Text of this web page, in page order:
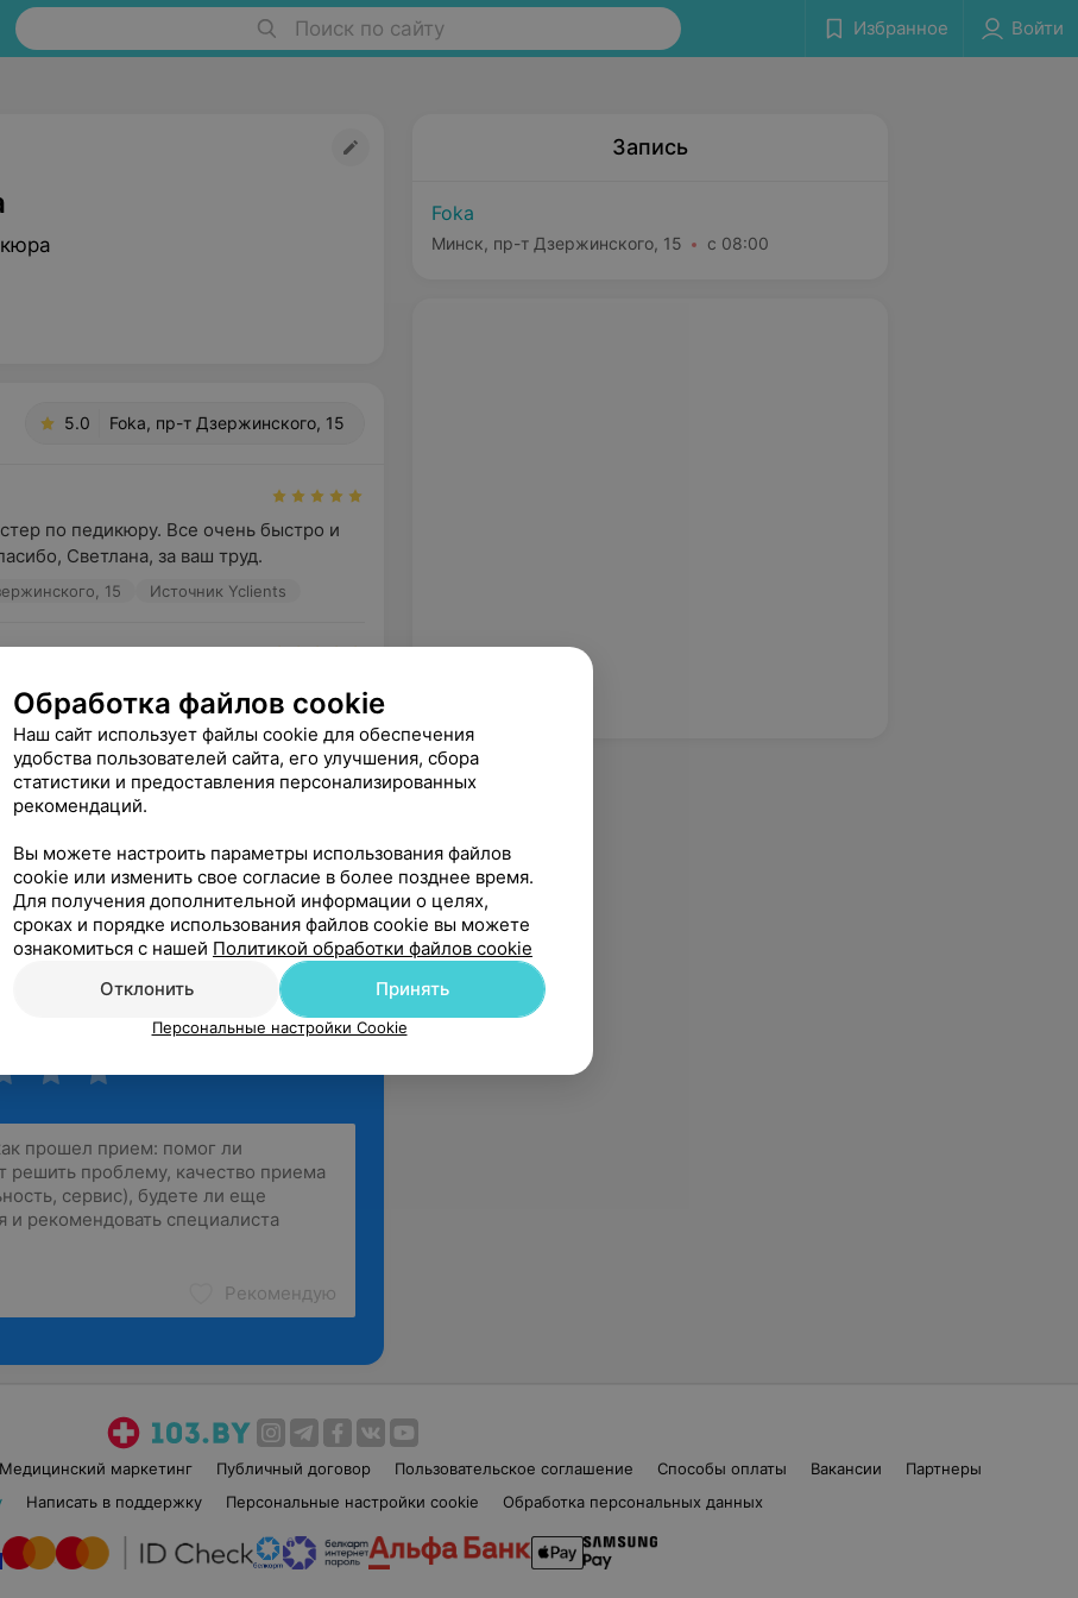
Поиск по сайту Избранное Войти
5.0 Foka, пр-т Дзержинского, 15
по педикюру. Все очень быстро и
Светлана, за ваш труд.
15 Источник Yclients
мастер по педикюру! Ножки как у
визита к ней!!!
15 Источник Yclients
мастер своего дела. Огромное
Я в восторге.
15 Источник Yclients
Рекомендую
Запись
Foka
Минск, пр-т Дзержинского, 15 с 08:00
Медицинский маркетинг Публичный договор Пользовательское соглашение Способы оплаты Вакансии
Партнеры
Написать в поддержку Персональные настройки cookie Обработка персональных данных
Обработка файлов cookie
Наш сайт использует файлы cookie для обеспечения
удобства пользователей сайта, его улучшения, сбора
статистики и предоставления персонализированных
рекомендаций.
Вы можете настроить параметры использования файлов
cookie или изменить свое согласие в более позднее время.
Для получения дополнительной информации о целях,
сроках и порядке использования файлов cookie вы можете
ознакомиться с нашей Политикой обработки файлов cookie
Отклонить
Принять
Персональные настройки Cookie